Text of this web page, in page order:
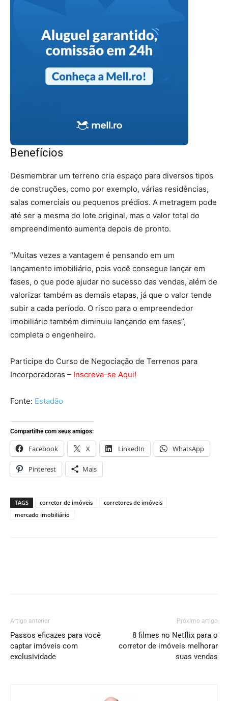
Benefícios
Desmembrar um terreno cria espaço para diversos tipos
de construções, como por exemplo, várias residências,
salas comerciais ou pequenos prédios. A metragem pode
até ser a mesma do lote original, mas o valor total do
empreendimento aumenta depois de pronto.
“Muitas vezes a vantagem é pensando em um
lançamento imobiliário, pois você consegue lançar em
fases, o que pode ajudar no sucesso das vendas, além de
valorizar também as demais etapas, já que o valor tende
subir a cada período. O risco para o empreendedor
imobiliário também diminuiu lançando em fases”,
completa o engenheiro.
Participe do Curso de Negociação de Terrenos para
Incorporadoras – Inscreva-se Aqui!
Fonte: Estadão
Compartilhe com seus amigos:
Facebook X LinkedIn WhatsApp
Pinterest Mais
TAGS corretor de imóveis
corretores de imóveis
mercado imobiliário
Artigo anterior
Passos eficazes para você
captar imóveis com
exclusividade
Próximo artigo
8 filmes no Netflix para o
corretor de imóveis melhorar
suas vendas